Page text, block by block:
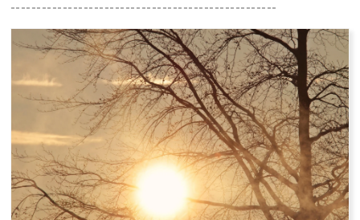
---------------------------------------------------